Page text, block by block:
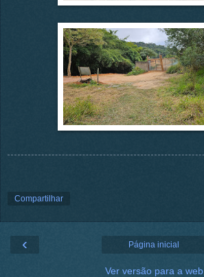
Compartilhar
‹ Página inicial
Ver versão para a web